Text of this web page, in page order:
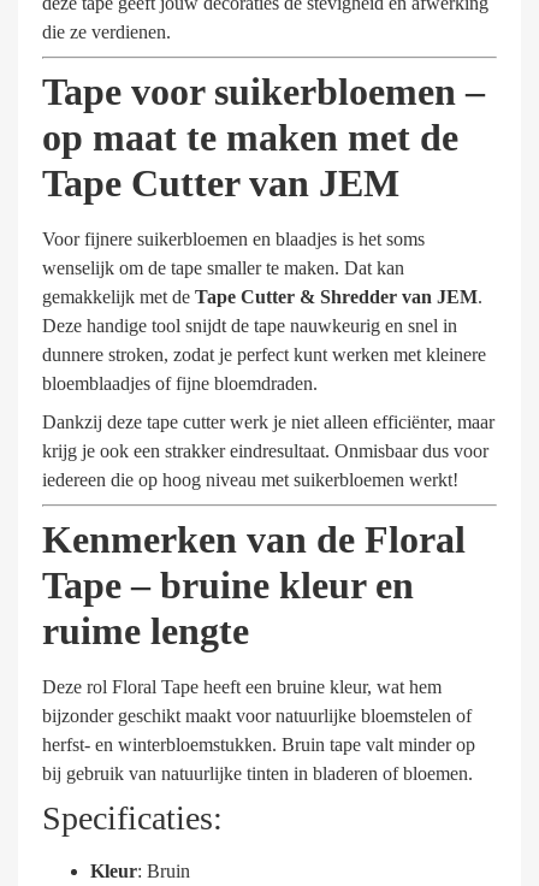
die ze verdienen.
Tape voor suikerbloemen –
op maat te maken met de
Tape Cutter van JEM
Voor fijnere suikerbloemen en blaadjes is het soms
wenselijk om de tape smaller te maken. Dat kan
gemakkelijk met de Tape Cutter & Shredder van JEM.
Deze handige tool snijdt de tape nauwkeurig en snel in
dunnere stroken, zodat je perfect kunt werken met kleinere
bloemblaadjes of fijne bloemdraden.
Dankzij deze tape cutter werk je niet alleen efficiënter, maar
krijg je ook een strakker eindresultaat. Onmisbaar dus voor
iedereen die op hoog niveau met suikerbloemen werkt!
Kenmerken van de Floral
Tape – bruine kleur en
ruime lengte
Deze rol Floral Tape heeft een bruine kleur, wat hem
bijzonder geschikt maakt voor natuurlijke bloemstelen of
herfst- en winterbloemstukken. Bruin tape valt minder op
bij gebruik van natuurlijke tinten in bladeren of bloemen.
Specificaties:
Kleur: Bruin